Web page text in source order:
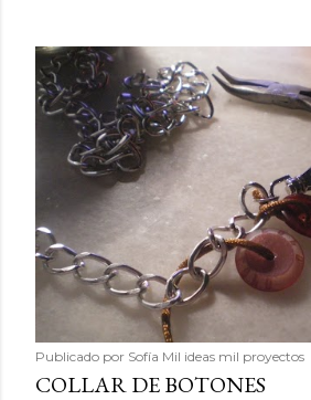
sabroso, con ese toque tostado y
satisface. Estas alubias crujientes al
por completo tu forma de ver las
asociar las alubias únicamente a los
copiosos de invierno. Con esta
revolucionaria, transformaremos un
humilde como la alubia de La
dorado, cargado de proteína y 100%
sustituto perfecto a los frutos se...
Publicado por Sofía Mil ideas mil proyectos
COLLAR DE BOTONES